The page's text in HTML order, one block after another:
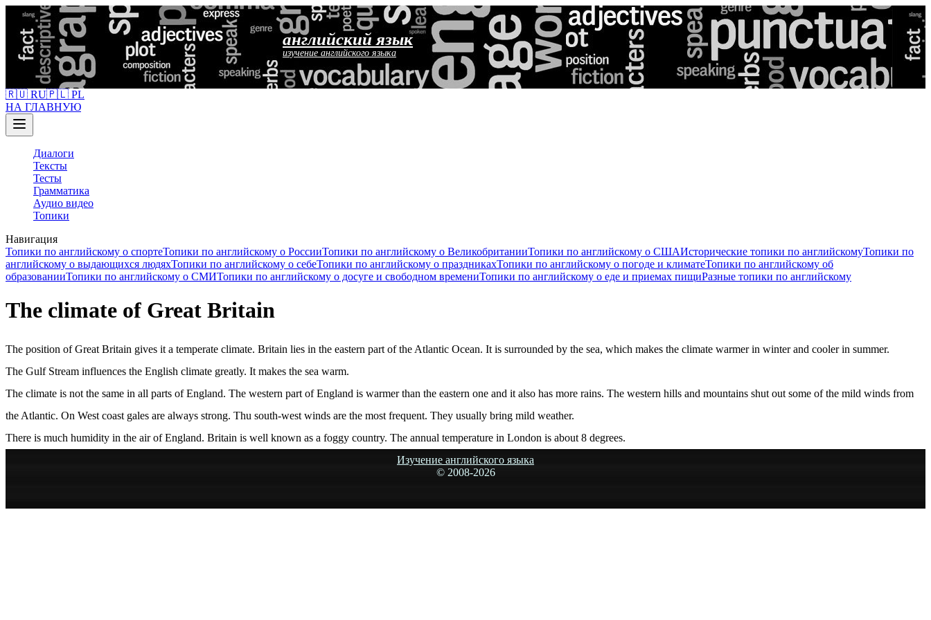
английский язык
изучение английского языка
🇷🇺 RU🇵🇱 PL
НА ГЛАВНУЮ
Диалоги
Тексты
Тесты
Грамматика
Аудио видео
Топики
Навигация
Топики по английскому о спортеТопики по английскому о РоссииТопики по английскому о ВеликобританииТопики по английскому о СШАИсторические топики по английскомуТопики по
английскому о выдающихся людяхТопики по английскому о себеТопики по английскому о праздникахТопики по английскому о погоде и климатеТопики по английскому об
образованииТопики по английскому о СМИТопики по английскому о досуге и свободном времениТопики по английскому о еде и приемах пищиРазные топики по английскому
The climate of Great Britain
The position of Great Britain gives it a temperate climate. Britain lies in the eastern part of the Atlantic Ocean. It is surrounded by the sea, which makes the climate warmer in winter and cooler in summer.
The Gulf Stream influences the English climate greatly. It makes the sea warm.
The climate is not the same in all parts of England. The western part of England is warmer than the eastern one and it also has more rains. The western hills and mountains shut out some of the mild winds from
the Atlantic. On West coast gales are always strong. Thu south-west winds are the most frequent. They usually bring mild weather.
There is much humidity in the air of England. Britain is well known as a foggy country. The annual temperature in London is about 8 degrees.
Изучение английского языка
© 2008-2026